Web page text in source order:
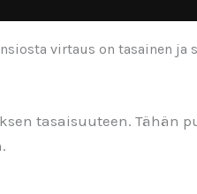
virtaus on tasainen ja
tasaisuuteen. Tähän